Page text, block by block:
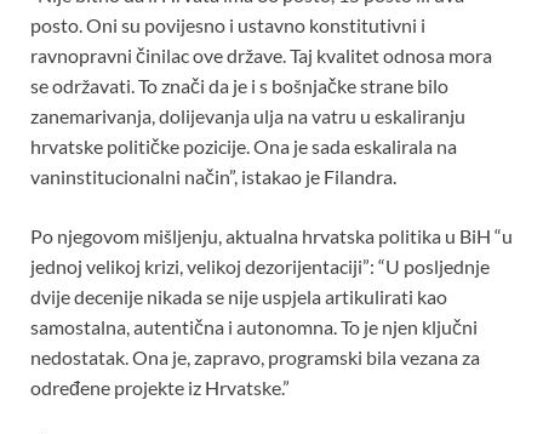
posto. Oni su povijesno i ustavno konstitutivni i
ravnopravni činilac ove države. Taj kvalitet odnosa mora
se održavati. To znači da je i s bošnjačke strane bilo
zanemarivanja, dolijevanja ulja na vatru u eskaliranju
hrvatske političke pozicije. Ona je sada eskalirala na
vaninstitucionalni način”, istakao je Filandra.
Po njegovom mišljenju, aktualna hrvatska politika u BiH “u
jednoj velikoj krizi, velikoj dezorijentaciji”: “U posljednje
dvije decenije nikada se nije uspjela artikulirati kao
samostalna, autentična i autonomna. To je njen ključni
nedostatak. Ona je, zapravo, programski bila vezana za
određene projekte iz Hrvatske.”